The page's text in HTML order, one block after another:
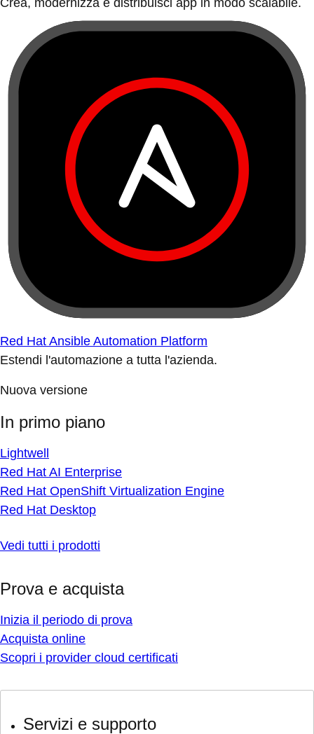
Crea, modernizza e distribuisci app in modo scalabile.
Red Hat Ansible Automation Platform
Estendi l'automazione a tutta l'azienda.
Nuova versione
In primo piano
Lightwell
Red Hat AI Enterprise
Red Hat OpenShift Virtualization Engine
Red Hat Desktop
Vedi tutti i prodotti
Prova e acquista
Inizia il periodo di prova
Acquista online
Scopri i provider cloud certificati
Servizi e supporto